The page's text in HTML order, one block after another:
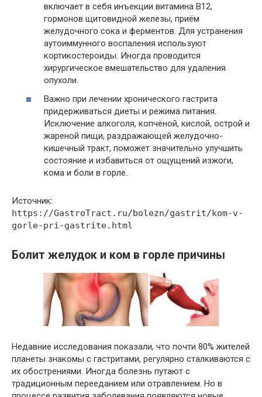
включает в себя инъекции витамина В12,
гормонов щитовидной железы, приём
желудочного сока и ферментов. Для устранения
аутоиммунного воспаления используют
кортикостероиды. Иногда проводится
хирургическое вмешательство для удаления
опухоли.
Важно при лечении хронического гастрита
придерживаться диеты и режима питания.
Исключение алкоголя, копчёной, кислой, острой и
жареной пищи, раздражающей желудочно-
кишечный тракт, поможет значительно улучшить
состояние и избавиться от ощущений изжоги,
кома и боли в горле.
Источник:
https://GastroTract.ru/bolezn/gastrit/kom-v-
gorle-pri-gastrite.html
Болит желудок и ком в горле причины
Недавние исследования показали, что почти 80% жителей
планеты знакомы с гастритами, регулярно сталкиваются с
их обострениями. Иногда болезнь путают с
традиционным перееданием или отравлением. Но в